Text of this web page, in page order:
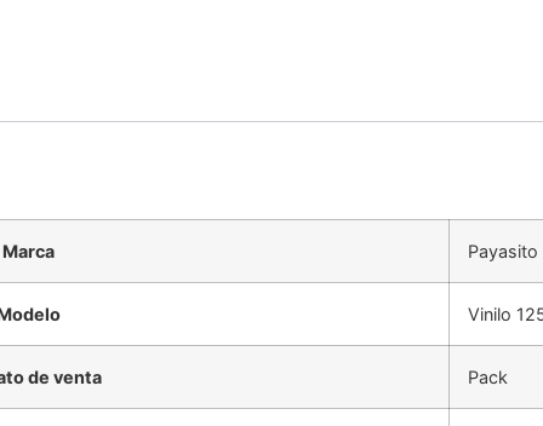
Marca Payasito
Vinilo
de venta Pack